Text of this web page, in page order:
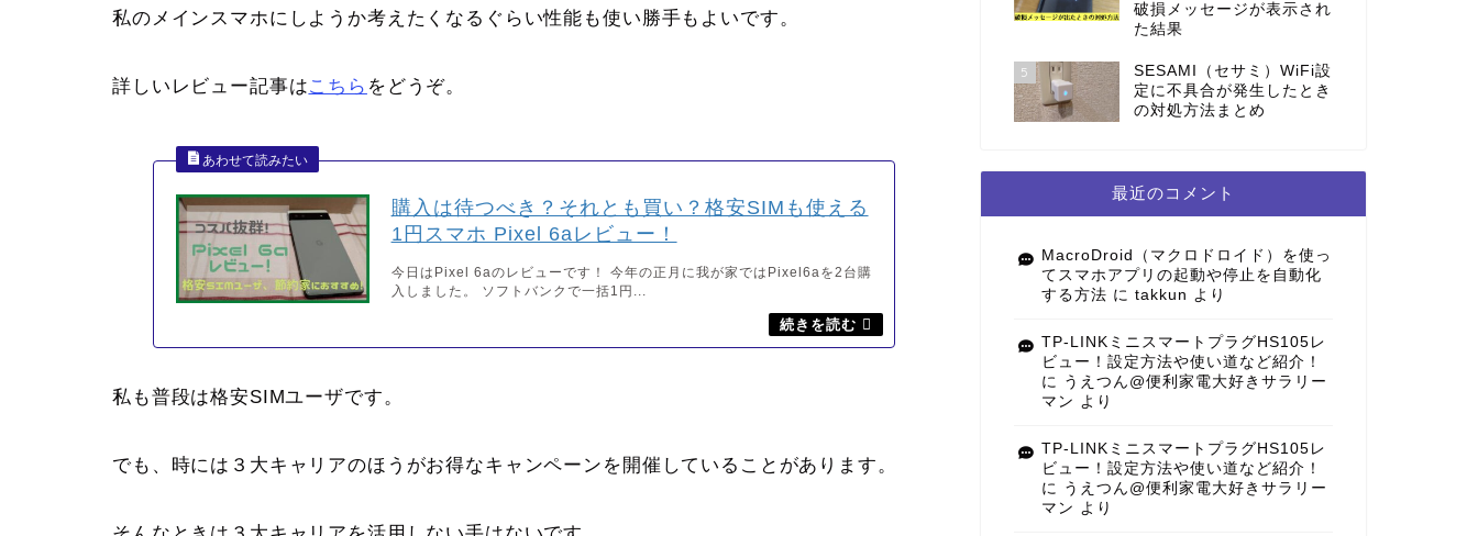
私のメインスマホにしようか考えたくなるぐらい性能も使い勝手もよいです。
詳しいレビュー記事はこちら をどうぞ。
購入は待つべき？それとも買い？格安SIMも使える
1円スマホ Pixel 6aレビュー！
今日はPixel 6aのレビューです！ 今年の正月に我が家ではPixel6aを2台購
入しました。 ソフトバンクで一括1円...
私も普段は格安SIMユーザです。
でも、時には３大キャリアのほうがお得なキャンペーンを開催していることがあります。
破損メッセージが表示され
た結果
5
SESAMI（セサミ）WiFi設
定に不具合が発生したとき
の対処方法まとめ
最近のコメント
MacroDroid（マクロドロイド）を使っ
てスマホアプリの起動や停止を自動化
する方法 に takkun より
TP-LINKミニスマートプラグHS105レ
ビュー！設定方法や使い道など紹介！
に
うえつん@便利家電大好きサラリー
マン より
TP-LINKミニスマートプラグHS105レ
ビュー！設定方法や使い道など紹介！
に
うえつん@便利家電大好きサラリー
マン より